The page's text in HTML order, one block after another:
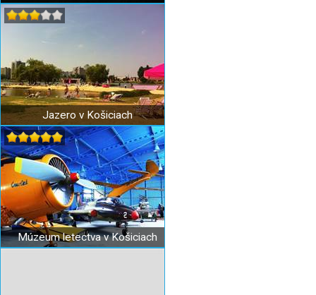
Jazero v Košiciach
Múzeum letectva v Košiciach